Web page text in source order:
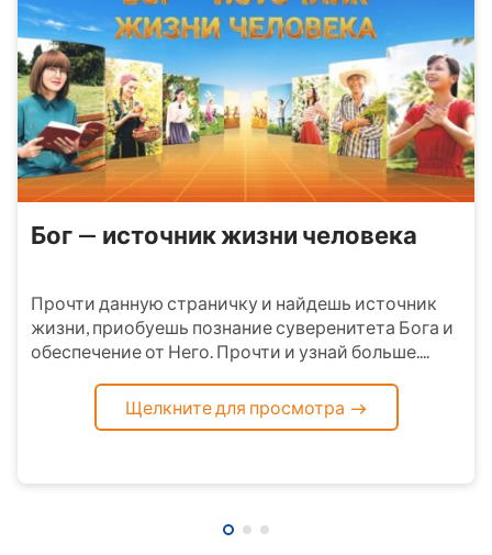
Бог — источник жизни человека
Прочти данную страничку и найдешь источник
жизни, приобуешь познание суверенитета Бога и
обеспечение от Него. Прочти и узнай больше....
Щелкните для просмотра